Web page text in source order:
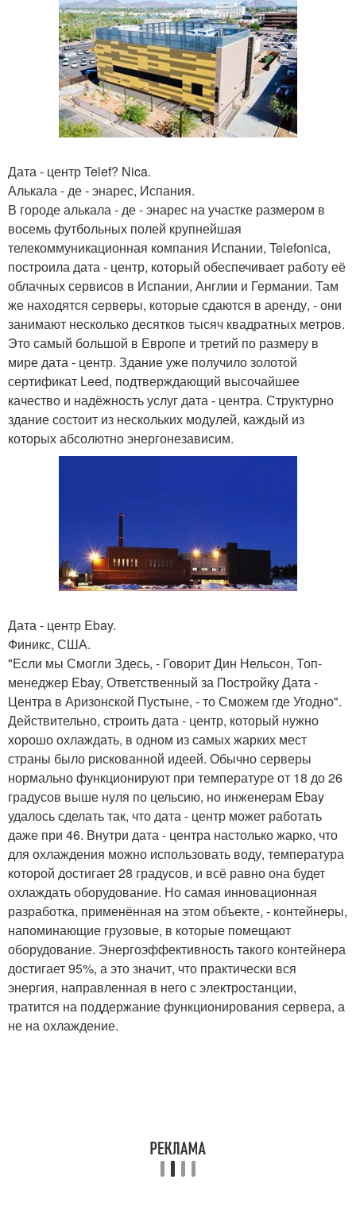
Дата - центр Telef? Nica.
Алькала - де - энарес, Испания.
В городе алькала - де - энарес на участке размером в
восемь футбольных полей крупнейшая
телекоммуникационная компания Испании, Telefonica,
построила дата - центр, который обеспечивает работу её
облачных сервисов в Испании, Англии и Германии. Там
же находятся серверы, которые сдаются в аренду, - они
занимают несколько десятков тысяч квадратных метров.
Это самый большой в Европе и третий по размеру в
мире дата - центр. Здание уже получило золотой
сертификат Leed, подтверждающий высочайшее
качество и надёжность услуг дата - центра. Структурно
здание состоит из нескольких модулей, каждый из
которых абсолютно энергонезависим.
Дата - центр Ebay.
Финикс, США.
"Если мы Смогли Здесь, - Говорит Дин Нельсон, Топ-
менеджер Ebay, Ответственный за Постройку Дата -
Центра в Аризонской Пустыне, - то Сможем где Угодно".
Действительно, строить дата - центр, который нужно
хорошо охлаждать, в одном из самых жарких мест
страны было рискованной идеей. Обычно серверы
нормально функционируют при температуре от 18 до 26
градусов выше нуля по цельсию, но инженерам Ebay
удалось сделать так, что дата - центр может работать
даже при 46. Внутри дата - центра настолько жарко, что
для охлаждения можно использовать воду, температура
которой достигает 28 градусов, и всё равно она будет
охлаждать оборудование. Но самая инновационная
разработка, применённая на этом объекте, - контейнеры,
напоминающие грузовые, в которые помещают
оборудование. Энергоэффективность такого контейнера
достигает 95%, а это значит, что практически вся
энергия, направленная в него с электростанции,
тратится на поддержание функционирования сервера, а
не на охлаждение.